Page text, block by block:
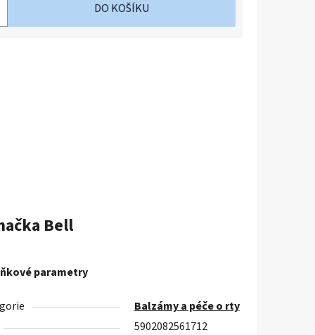
DO KOŠÍKU
Bell
parametry
Balzámy a péče o rty
5902082561712